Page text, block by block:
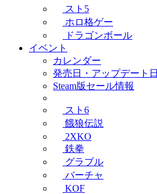
スト5
ホロ格ゲー
ドラゴンボール
イベント
カレンダー
発売日・アップデート日
Steam版セール情報
スト6
餓狼伝説
2XKO
鉄拳
グラブル
バーチャ
KOF